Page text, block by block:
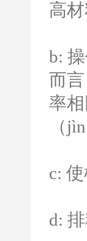
高材
b:
而
率
（
c:
d: